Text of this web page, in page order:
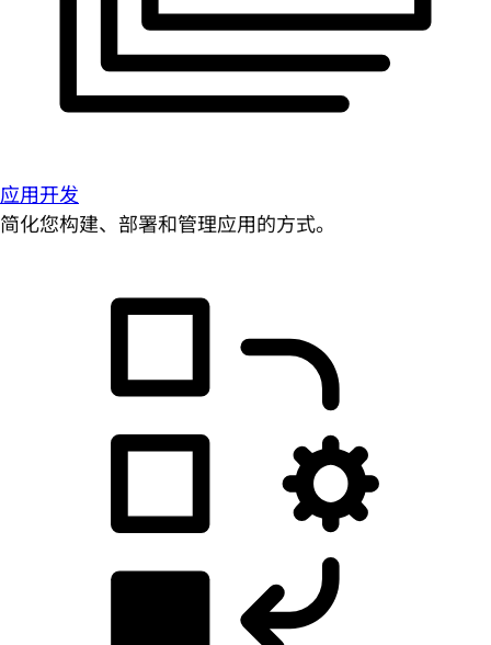
应用开发
简化您构建、部署和管理应用的方式。